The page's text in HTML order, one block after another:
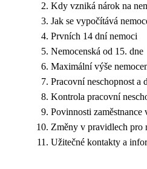
Kdy vzniká nárok na
Jak se vypočítává
Prvních 14 dní nemoci
Nemocenská od 15. dne
Maximální výše
Pracovní neschopnost a
Kontrola pracovní
Povinnosti zaměstnance
Změny v pravidlech pro
Užitečné kontakty a